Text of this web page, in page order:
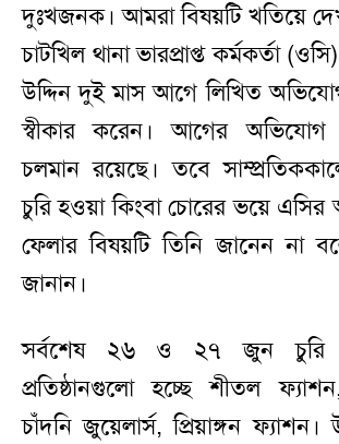
দুঃখজনক। আমরা বিষয়টি খতিয়ে
চাটখিল থানা ভারপ্রাপ্ত কর্মকর্তা
উদ্দিন দুই মাস আগে লিখিত
স্বীকার করেন। আগের
চলমান রয়েছে। তবে
চুরি হওয়া কিংবা চোরের ভয়ে
ফেলার বিষয়টি তিনি জানেন না
জানান।
সর্বশেষ ২৬ ও ২৭ জুন চুরি
প্রতিষ্ঠানগুলো হচ্ছে শীতল
চাঁদনি জুয়েলার্স, প্রিয়াঙ্গন ফ্যাশন।